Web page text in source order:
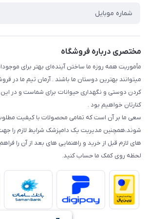
شرایط ارسال رایگان
مختصری درباره فروشگاه
مأموریت همه روزه ما ساختن آینده‌ای بهتر برای
میتوانند بهترین دوستان ما باشند . آرمان تیم ما در
کردن دوستی و نگهداری حیوانات برای شماست و در
کنارتان خواهیم بود .
سعی ما بر آن است که تمامی محصولات با کیفیت مطلوب
شوند،همچنین مدیریت یک دامپزشک شرایط لازم را
های لازم قبل از خرید و راهنمایی های بعد از آن را
لحظه روی کمک ما حساب کنید.